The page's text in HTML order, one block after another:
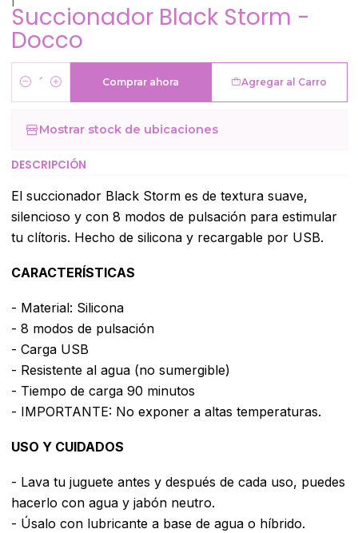
Succionador Black Storm -
Docco
Cantidad
Agregar al Carro
Comprar ahora
Mostrar stock de ubicaciones
DESCRIPCIÓN
El succionador Black Storm es de textura suave,
silencioso y con 8 modos de pulsación para estimular
tu clítoris. Hecho de silicona y recargable por USB.
CARACTERÍSTICAS
- Material: Silicona
- 8 modos de pulsación
- Carga USB
- Resistente al agua (no sumergible)
- Tiempo de carga 90 minutos
- IMPORTANTE: No exponer a altas temperaturas.
USO Y CUIDADOS
- Lava tu juguete antes y después de cada uso, puedes
hacerlo con agua y jabón neutro.
- Úsalo con lubricante a base de agua o híbrido.